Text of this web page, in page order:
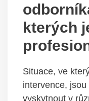
kterých
Situace, ve⁣
intervence, jsou
vyskytnout v​